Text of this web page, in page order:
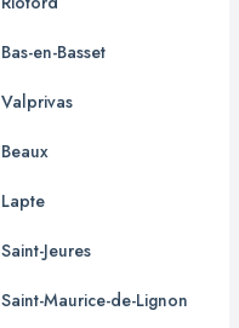
Bas-en-Basset
Valprivas
Beaux
Lapte
Saint-Jeures
Saint-Maurice-de-Lignon